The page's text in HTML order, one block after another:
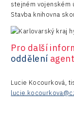
stejném vojenském
Stavba knihovna
Pro další
oddělení
Lucie Kocourková,